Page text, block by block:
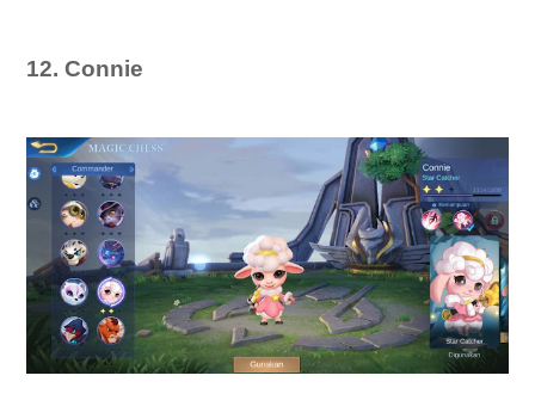
12. Connie